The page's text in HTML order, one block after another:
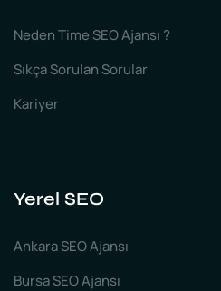
Neden Time SEO Ajansı ?
Sıkça Sorulan Sorular
Kariyer
Yerel SEO
Ankara SEO Ajansı
Bursa SEO Ajansı